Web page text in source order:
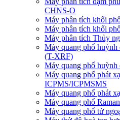
CHNS-O
Máy phân tích khối
Máy phân tích khối
Máy phân tích Thủy
Máy quang phổ huỳnh
(T-XRF)
Máy quang phổ
Máy quang phổ phát
ICPMS/ICPMSMS
Máy quang phổ phát
Máy quang phổ
Máy quang phổ tử